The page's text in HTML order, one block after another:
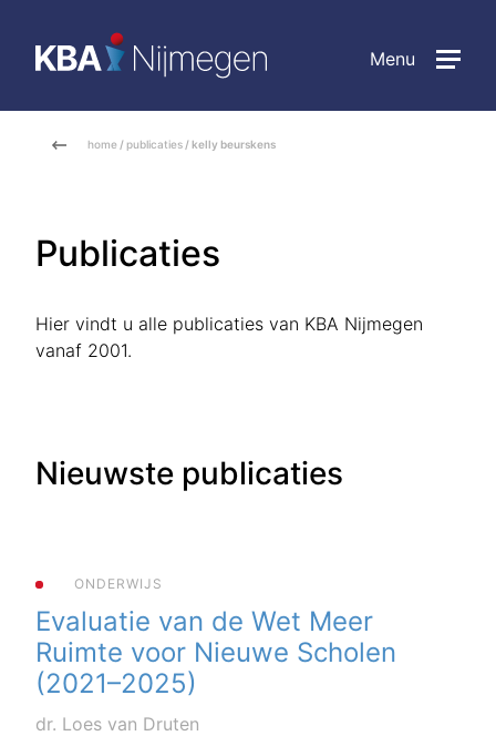
Menu
home / publicaties / kelly beurskens
Publicaties
Hier vindt u alle publicaties van KBA Nijmegen
vanaf 2001.
Nieuwste publicaties
ONDERWIJS
Evaluatie van de Wet Meer
Ruimte voor Nieuwe Scholen
(2021–2025)
dr. Loes van Druten